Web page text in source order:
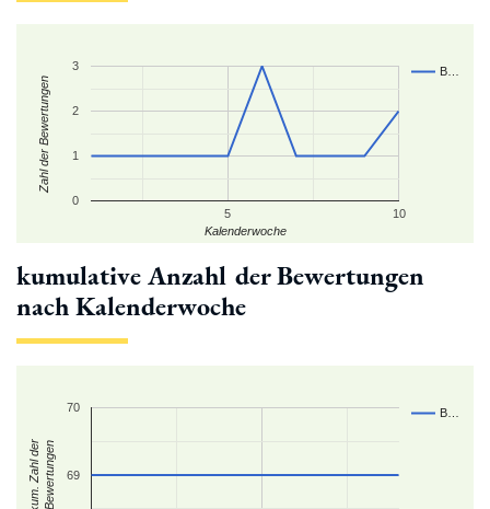
B…
5 10
0
1
2
3
Kalenderwoche
Zahl der Bewertungen
kumulative Anzahl der Bewertungen
nach Kalenderwoche
B…
69
70
kum. Zahl derBewertungen